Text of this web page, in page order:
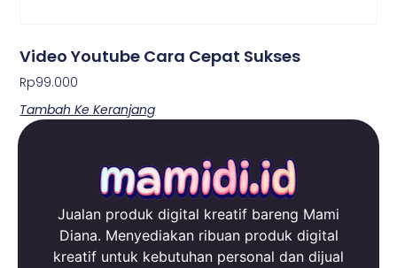
Video Youtube Cara Cepat Sukses
Rp99.000
Tambah Ke Keranjang
Jualan produk digital kreatif bareng Mami
Diana. Menyediakan ribuan produk digital
kreatif untuk kebutuhan personal dan dijual